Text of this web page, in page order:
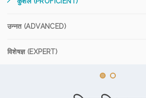
उन्नत (ADVANCED)
विशेषज्ञ (EXPERT)